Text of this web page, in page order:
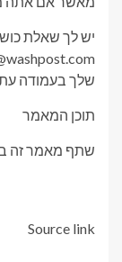
יש לך שאלת
שלך בעמודה
תוכן המאמר
שתף מאמר זה
Source link